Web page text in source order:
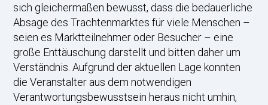
sich gleichermaßen bewusst, dass die bedauerliche
Absage des Trachtenmarktes für viele Menschen –
seien es Marktteilnehmer oder Besucher – eine
große Enttäuschung darstellt und bitten daher um
Verständnis. Aufgrund der aktuellen Lage konnten
die Veranstalter aus dem notwendigen
Verantwortungsbewusstsein heraus nicht umhin,